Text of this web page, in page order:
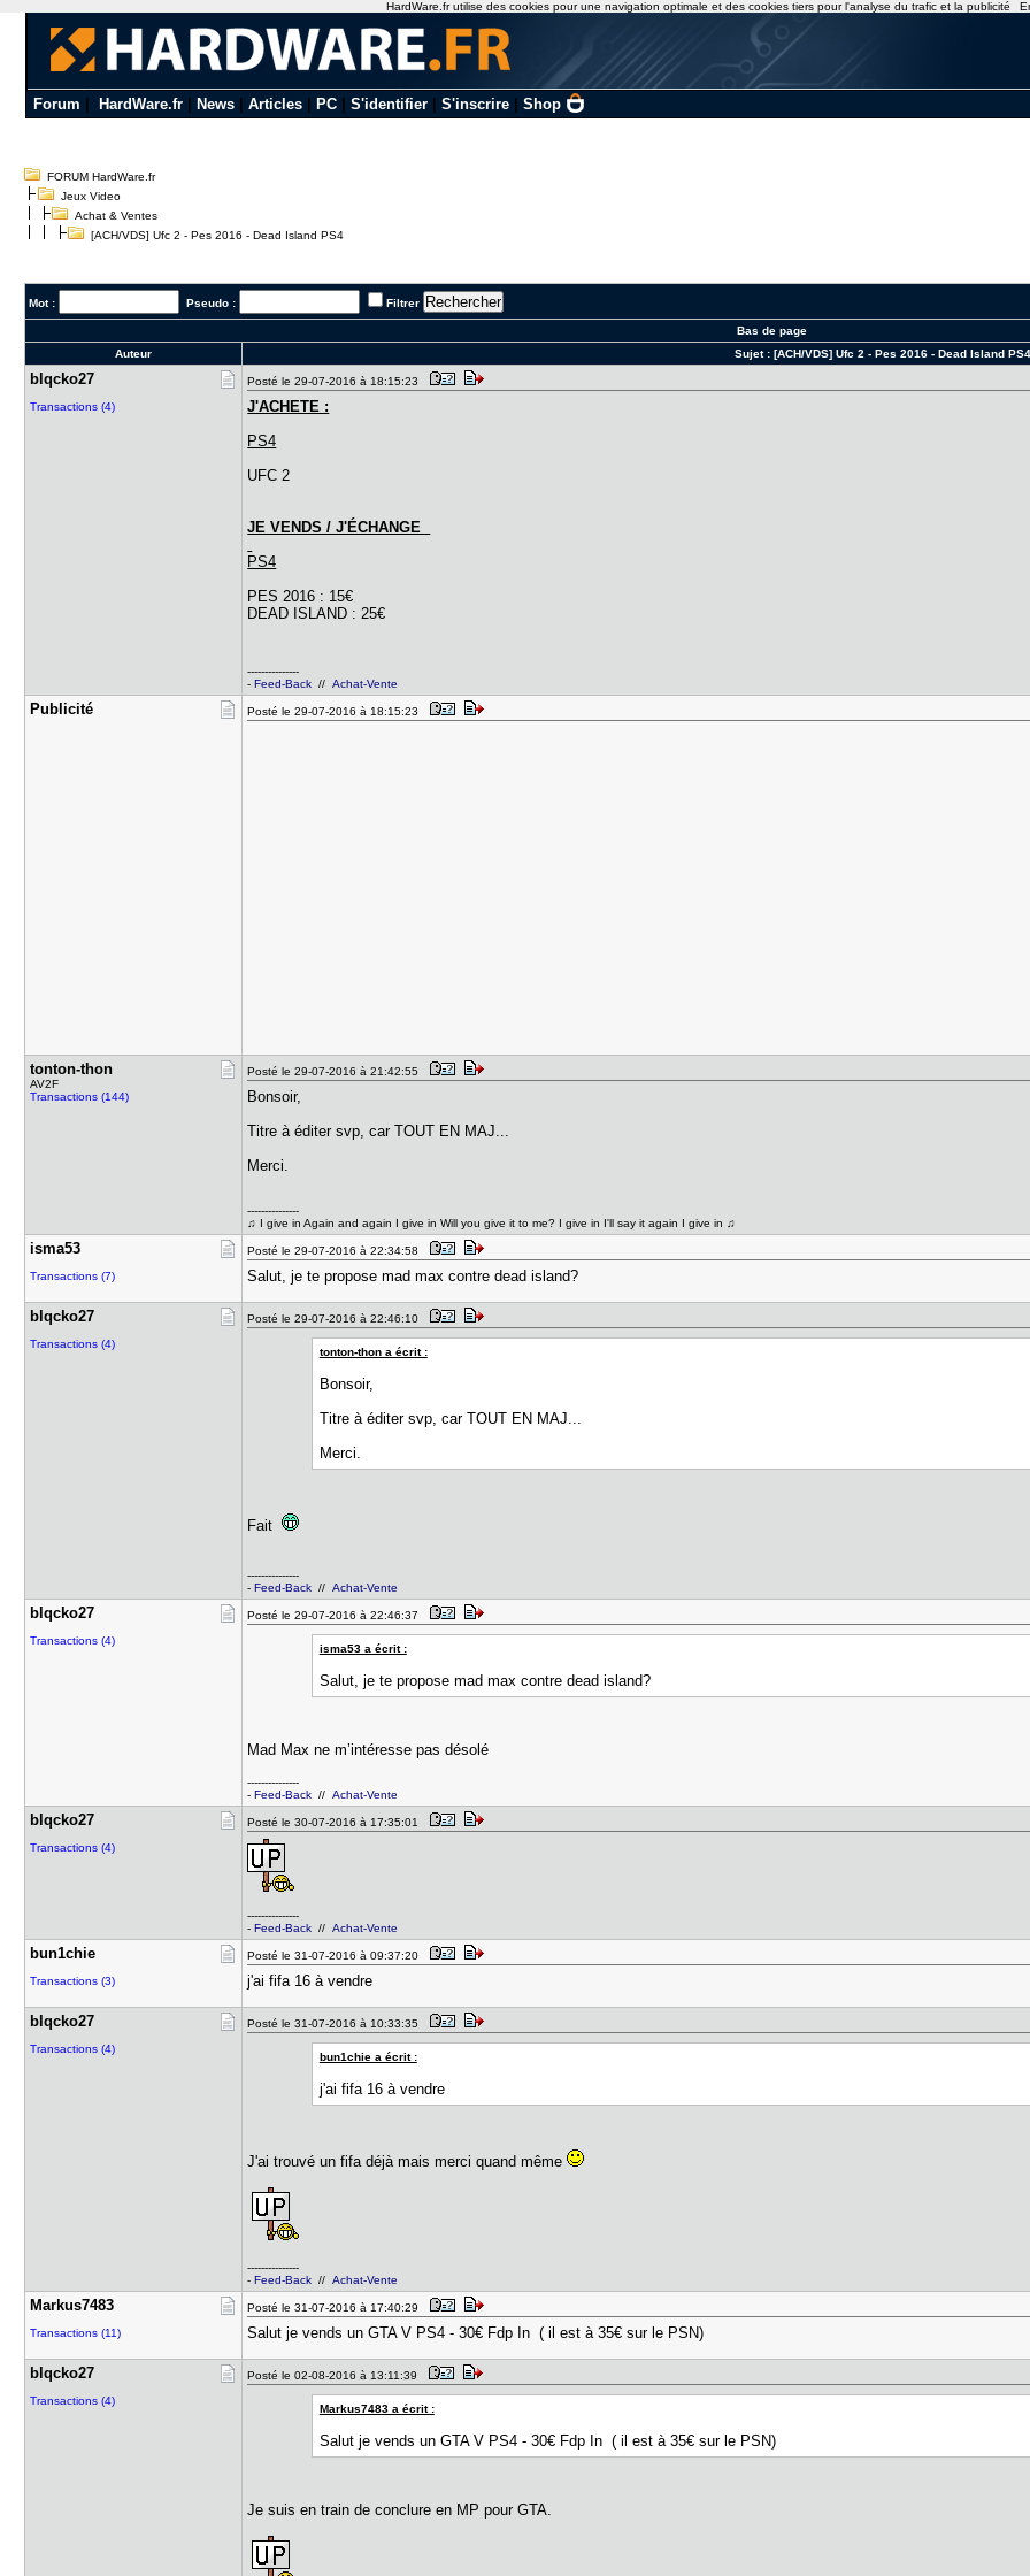
Forum HardWare.fr| News| Articles| PC| S'identifier| S'inscrire| Shop
FORUM HardWare.fr
Jeux Video
Achat & Ventes
[ACH/VDS] Ufc 2 - Pes 2016 - Dead Island PS4
Mot : Pseudo : Filtrer
Bas de page
Auteur
Sujet : [ACH/VDS] Ufc 2 - Pes 2016 - Dead Island PS4
blqcko27
Transactions (4)
Posté le 29-07-2016 à 18:15:23
J'ACHETE :
PS4
UFC 2
JE VENDS / J'ÉCHANGE
PS4
PES 2016 : 15€
DEAD ISLAND : 25€
---------------
-Feed-Back //Achat-Vente
Publicité Posté le 29-07-2016 à 18:15:23
tonton-tho​n
AV2F
Transactions (144)
Posté le 29-07-2016 à 21:42:55
Bonsoir,
Titre à éditer svp, car TOUT EN MAJ...
Merci.
---------------
♫ I give in Again and again I give in Will you give it to me? I give in I'll say it again I give in ♫
isma53
Transactions (7)
Posté le 29-07-2016 à 22:34:58
Salut, je te propose mad max contre dead island?
blqcko27
Transactions (4)
Posté le 29-07-2016 à 22:46:10
tonton-thon a écrit :
Bonsoir,
Titre à éditer svp, car TOUT EN MAJ...
Merci.
Fait
---------------
-Feed-Back //Achat-Vente
blqcko27
Transactions (4)
Posté le 29-07-2016 à 22:46:37
isma53 a écrit :
Salut, je te propose mad max contre dead island?
Mad Max ne m’intéresse pas désolé
---------------
-Feed-Back //Achat-Vente
blqcko27
Transactions (4)
Posté le 30-07-2016 à 17:35:01
---------------
-Feed-Back //Achat-Vente
bun1chie
Transactions (3)
Posté le 31-07-2016 à 09:37:20
j'ai fifa 16 à vendre
blqcko27
Transactions (4)
Posté le 31-07-2016 à 10:33:35
bun1chie a écrit :
j'ai fifa 16 à vendre
J'ai trouvé un fifa déjà mais merci quand même
---------------
-Feed-Back //Achat-Vente
Markus7483
Transactions (11)
Posté le 31-07-2016 à 17:40:29
Salut je vends un GTA V PS4 - 30€ Fdp In ( il est à 35€ sur le PSN)
blqcko27
Transactions (4)
Posté le 02-08-2016 à 13:11:39
Markus7483 a écrit :
Salut je vends un GTA V PS4 - 30€ Fdp In ( il est à 35€ sur le PSN)
Je suis en train de conclure en MP pour GTA.
HardWare.fr utilise des cookies pour une navigation optimale et des cookies tiers pour l'analyse du trafic et la publicité